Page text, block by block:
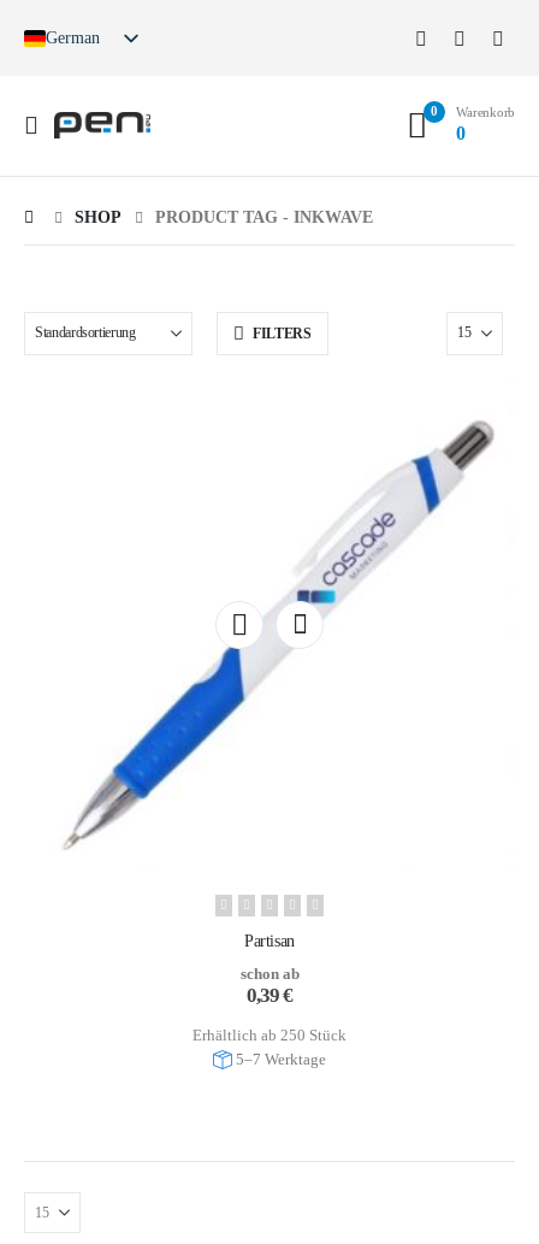
German
Spanish
0 Warenkorb
0
SHOP PRODUCT TAG - INKWAVE
FILTERS
Partisan
schon ab
0,39€
Erhältlich ab 250 Stück
5–7 Werktage